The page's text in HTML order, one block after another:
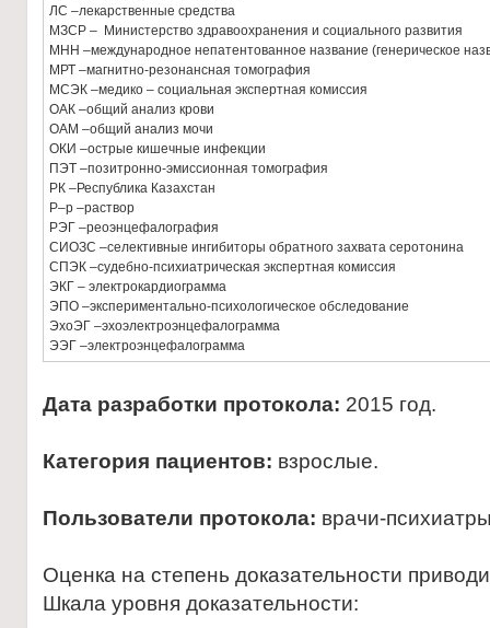
ЛС –лекарственные средства
МЗСР – Министерство здравоохранения и социального развития
МНН –международное непатентованное название (генерическое
МРТ –магнитно-резонансная томография
МСЭК –медико – социальная экспертная комиссия
ОАК –общий анализ крови
ОАМ –общий анализ мочи
ОКИ –острые кишечные инфекции
ПЭТ –позитронно-эмиссионная томография
РК –Республика Казахстан
Р–р –раствор
РЭГ –реоэнцефалография
СИОЗС –селективные ингибиторы обратного захвата серотонина
СПЭК –судебно-психиатрическая экспертная комиссия
ЭКГ – электрокардиограмма
ЭПО –экспериментально-психологическое обследование
ЭхоЭГ –эхоэлектроэнцефалограмма
ЭЭГ –электроэнцефалограмма
Дата разработки протокола: 2015 год.
Категория пациентов: взрослые.
Пользователи протокола: врачи-
Оценка на степень доказательности
Шкала уровня доказательности: